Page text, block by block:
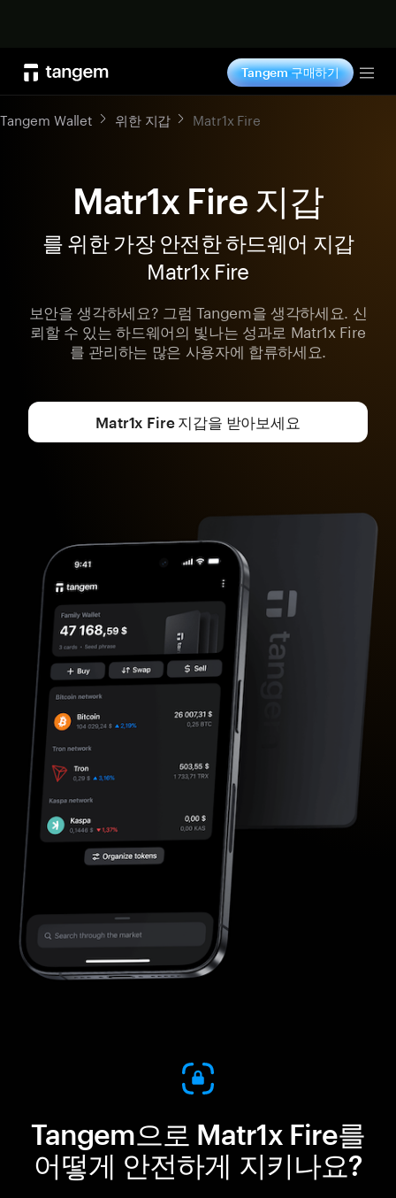
Tangem 구매하기
Tangem Wallet 위한 지갑 Matr1x Fire
Matr1x Fire 지갑
를 위한 가장 안전한 하드웨어 지갑
Matr1x Fire
보안을 생각하세요? 그럼 Tangem을 생각하세요. 신
뢰할 수 있는 하드웨어의 빛나는 성과로 Matr1x Fire
를 관리하는 많은 사용자에 합류하세요.
Matr1x Fire 지갑을 받아보세요
Tangem으로 Matr1x Fire를
어떻게 안전하게 지키나요?